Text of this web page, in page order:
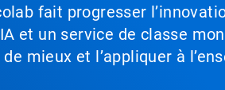
fait progresser
et un service de classe
mieux et l’appliquer à